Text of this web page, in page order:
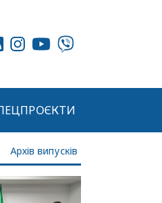
Архів випусків